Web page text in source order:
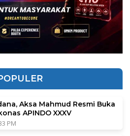
Aksa Mahmud Resmi Buka
APINDO XXXV
PM